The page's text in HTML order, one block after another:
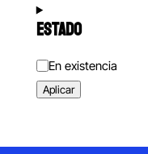
ESTADO
Estado
En existencia
Aplicar